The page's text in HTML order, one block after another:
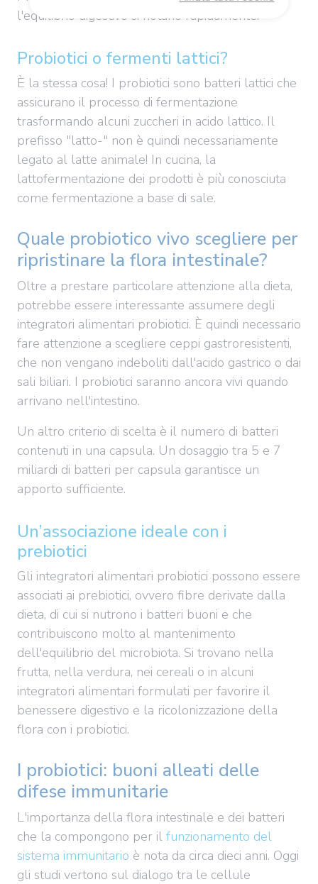
l'equilibrio digestivo si notano rapidamente.
Probiotici o fermenti lattici?
È la stessa cosa! I probiotici sono batteri lattici che
assicurano il processo di fermentazione
trasformando alcuni zuccheri in acido lattico. Il
prefisso "latto-" non è quindi necessariamente
legato al latte animale! In cucina, la
lattofermentazione dei prodotti è più conosciuta
come fermentazione a base di sale.
Quale probiotico vivo scegliere per
ripristinare la flora intestinale?
Oltre a prestare particolare attenzione alla dieta,
potrebbe essere interessante assumere degli
integratori alimentari probiotici. È quindi necessario
fare attenzione a scegliere ceppi gastroresistenti,
che non vengano indeboliti dall'acido gastrico o dai
sali biliari. I probiotici saranno ancora vivi quando
arrivano nell'intestino.
Un altro criterio di scelta è il numero di batteri
contenuti in una capsula. Un dosaggio tra 5 e 7
miliardi di batteri per capsula garantisce un
apporto sufficiente.
Un’associazione ideale con i
prebiotici
Gli integratori alimentari probiotici possono essere
associati ai prebiotici, ovvero fibre derivate dalla
dieta, di cui si nutrono i batteri buoni e che
contribuiscono molto al mantenimento
dell'equilibrio del microbiota. Si trovano nella
frutta, nella verdura, nei cereali o in alcuni
integratori alimentari formulati per favorire il
benessere digestivo e la ricolonizzazione della
flora con i probiotici.
I probiotici: buoni alleati delle
difese immunitarie
L'importanza della flora intestinale e dei batteri
che la compongono per il funzionamento del
sistema immunitario è nota da circa dieci anni. Oggi
gli studi vertono sul dialogo tra le cellule